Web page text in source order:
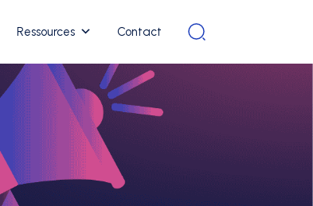
Contact
Ressources